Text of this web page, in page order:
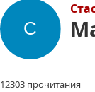
12303 прочитания